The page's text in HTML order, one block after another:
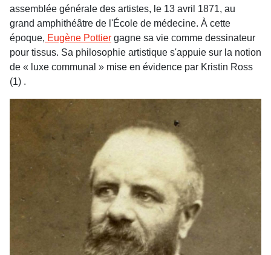
assemblée générale des artistes, le 13 avril 1871, au
grand amphithéâtre de l'École de médecine. À cette
époque, Eugène Pottier gagne sa vie comme dessinateur
pour tissus. Sa philosophie artistique s'appuie sur la notion
de « luxe communal » mise en évidence par Kristin Ross
(1) .